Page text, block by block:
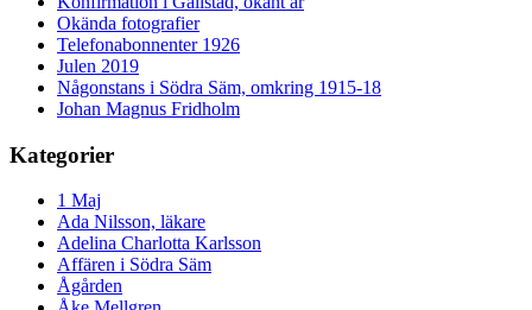
Okända fotografier
Telefonabonnenter 1926
Julen 2019
Någonstans i Södra Säm, omkring 1915-18
Johan Magnus Fridholm
Kategorier
1 Maj
Ada Nilsson, läkare
Adelina Charlotta Karlsson
Affären i Södra Säm
Ågården